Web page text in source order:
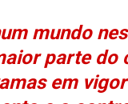
mundo
parte do
em